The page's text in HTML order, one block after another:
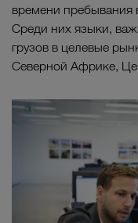
времени пребывания
Среди них языки,
грузов в целевые
Северной Африке,